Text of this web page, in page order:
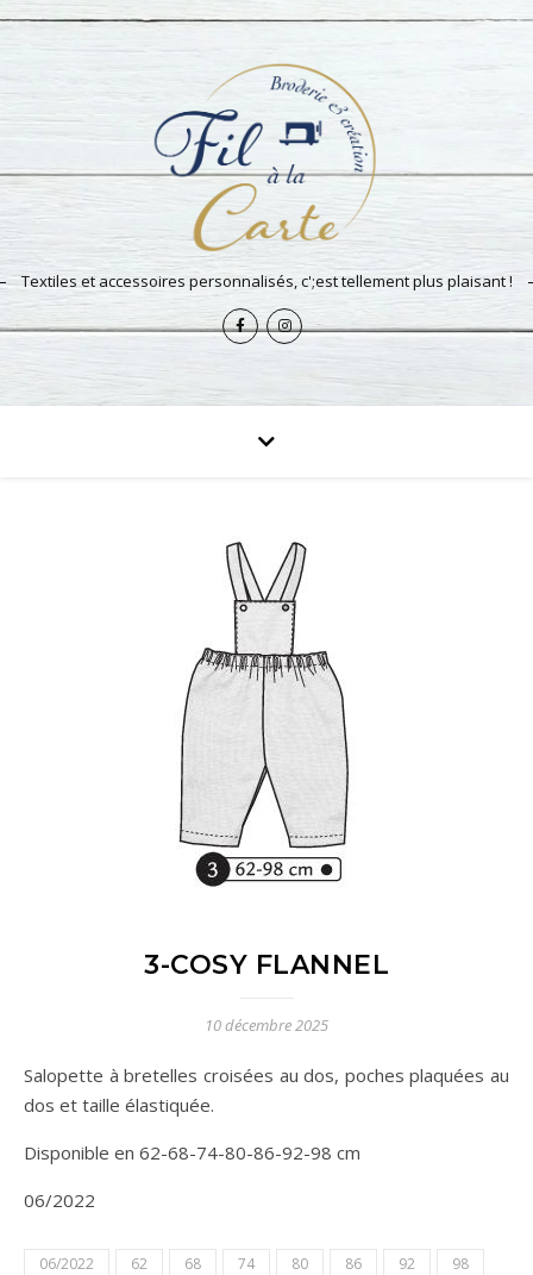
Textiles et accessoires personnalisés, c';est tellement plus plaisant !
3-COSY FLANNEL
10 décembre 2025
Salopette à bretelles croisées au dos, poches plaquées au
dos et taille élastiquée.
Disponible en 62-68-74-80-86-92-98 cm
06/2022
06/2022 62 68 74 80 86 92
98